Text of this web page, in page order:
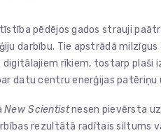
pēdējos gados strauji
darbību. Tie apstrādā
rīkiem, tostarp plaši
datu centru enerģijas
New Scientistnesen pievērsta
rezultātā radītais siltums